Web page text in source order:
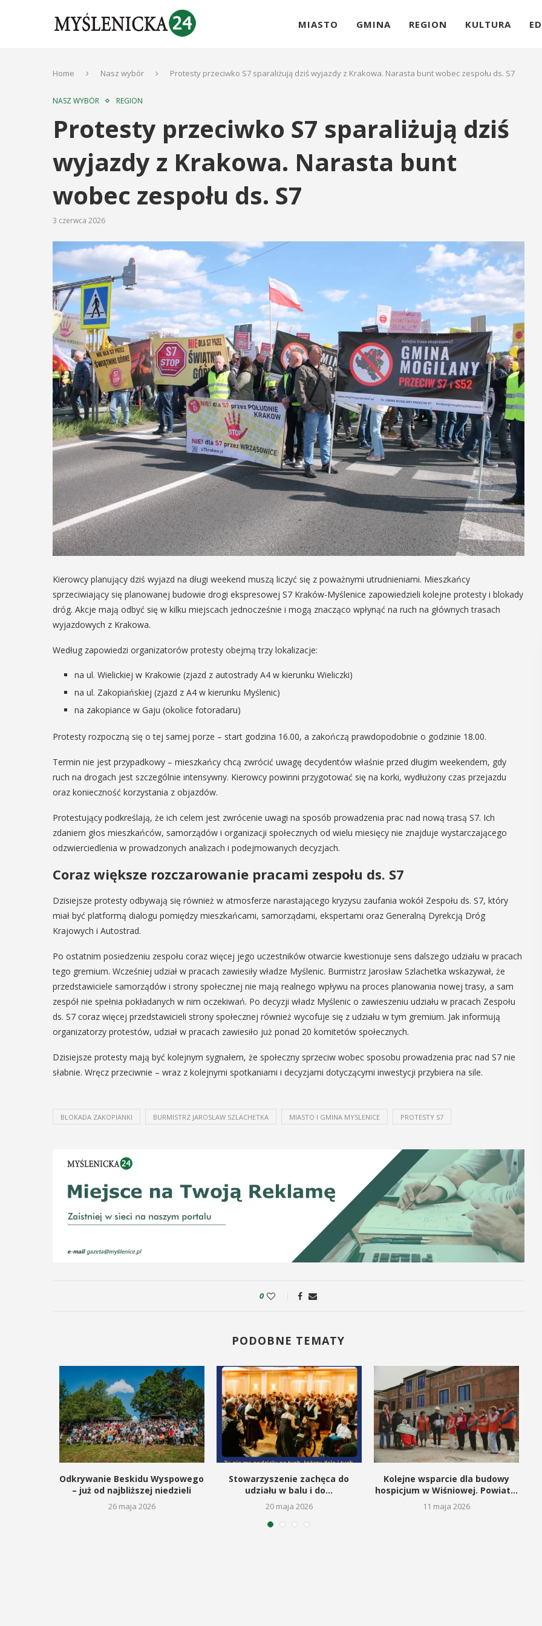
MIASTO GMINA REGION KULTURA
Home Nasz wybór Protesty przeciwko S7 sparaliżują dziś wyjazdy z Krakowa. Narasta bunt wobec zespołu ds. S7
NASZ WYBÓR REGION
Protesty przeciwko S7 sparaliżują dziś
wyjazdy z Krakowa. Narasta bunt
wobec zespołu ds. S7
3 czerwca 2026
Kierowcy planujący dziś wyjazd na długi weekend muszą liczyć się z poważnymi utrudnieniami. Mieszkańcy
sprzeciwiający się planowanej budowie drogi ekspresowej S7 Kraków-Myślenice zapowiedzieli kolejne protesty i blokady
dróg. Akcje mają odbyć się w kilku miejscach jednocześnie i mogą znacząco wpłynąć na ruch na głównych trasach
wyjazdowych z Krakowa.
Według zapowiedzi organizatorów protesty obejmą trzy lokalizacje:
na ul. Wielickiej w Krakowie (zjazd z autostrady A4 w kierunku Wieliczki)
na ul. Zakopiańskiej (zjazd z A4 w kierunku Myślenic)
na zakopiance w Gaju (okolice fotoradaru)
Protesty rozpoczną się o tej samej porze – start godzina 16.00, a zakończą prawdopodobnie o godzinie 18.00.
Termin nie jest przypadkowy – mieszkańcy chcą zwrócić uwagę decydentów właśnie przed długim weekendem, gdy
ruch na drogach jest szczególnie intensywny. Kierowcy powinni przygotować się na korki, wydłużony czas przejazdu
oraz konieczność korzystania z objazdów.
Protestujący podkreślają, że ich celem jest zwrócenie uwagi na sposób prowadzenia prac nad nową trasą S7. Ich
zdaniem głos mieszkańców, samorządów i organizacji społecznych od wielu miesięcy nie znajduje wystarczającego
odzwierciedlenia w prowadzonych analizach i podejmowanych decyzjach.
Coraz większe rozczarowanie pracami zespołu ds. S7
Dzisiejsze protesty odbywają się również w atmosferze narastającego kryzysu zaufania wokół Zespołu ds. S7, który
miał być platformą dialogu pomiędzy mieszkańcami, samorządami, ekspertami oraz Generalną Dyrekcją Dróg
Krajowych i Autostrad.
Po ostatnim posiedzeniu zespołu coraz więcej jego uczestników otwarcie kwestionuje sens dalszego udziału w pracach
tego gremium. Wcześniej udział w pracach zawiesiły władze Myślenic. Burmistrz Jarosław Szlachetka wskazywał, że
przedstawiciele samorządów i strony społecznej nie mają realnego wpływu na proces planowania nowej trasy, a sam
zespół nie spełnia pokładanych w nim oczekiwań. Po decyzji władz Myślenic o zawieszeniu udziału w pracach Zespołu
ds. S7 coraz więcej przedstawicieli strony społecznej również wycofuje się z udziału w tym gremium. Jak informują
organizatorzy protestów, udział w pracach zawiesiło już ponad 20 komitetów społecznych.
Dzisiejsze protesty mają być kolejnym sygnałem, że społeczny sprzeciw wobec sposobu prowadzenia prac nad S7 nie
słabnie. Wręcz przeciwnie – wraz z kolejnymi spotkaniami i decyzjami dotyczącymi inwestycji przybiera na sile.
BLOKADA ZAKOPIANKI BURMISTRZ JAROSLAW SZLACHETKA MIASTO I GMINA MYSLENICE PROTESTY S7
0
PODOBNE TEMATY
Odkrywanie Beskidu Wyspowego
– już od najbliższej niedzieli
26 maja 2026
Stowarzyszenie zachęca do
udziału w balu i do...
20 maja 2026
Kolejne wsparcie dla budowy
hospicjum w Wiśniowej. Powiat...
11 maja 2026
z
Międzynarodowe
Spotkania z Folklorem
festiwalu jest Gmina
wspierana przez Myślenicki
29
08:00 - 18:00
Myślimira.
Mieszczanie i
rzemieślnicy
W ostatni weekend wakacji, czyli 29-30
sierpnia w Myślenicach odbędzie się
Wydarzenie organizowane przez
Muzeum Niepodległości w Myślenicach
06
09:00
2026
W sobotę 6 czerwca w hali
widowiskowo-sportowej w Myślenicach
odbędzie się 11. edycja turnieju Salt
Mine Cup. Na godz. 9 zaplanowana jest
oficjalna prezentacja drużyn ...
POKAŻ SZCZEGÓŁY